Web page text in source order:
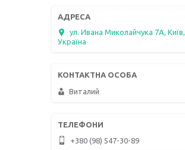
ул. Ивана Миколайчука 7А, Київ,
Україна
Виталий
+380 (98) 547-30-89